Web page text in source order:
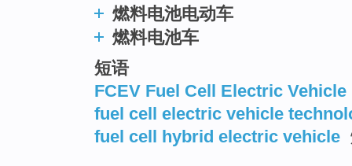
燃料电池电动车
燃料电池车
短语
FCEV Fuel Cell Electric Vehicle
fuel cell electric vehicle
fuel cell hybrid electric vehicle